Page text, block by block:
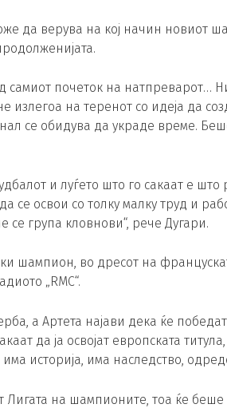
да верува на кој начин новиот
самиот почеток на натпреварот…
излегоа на теренот со идеја да
се обидува да украде време.
и луѓето што го сакаат е што
се освои со толку малку труд и
се група кловнови“, рече Дугари.
шампион, во дресот на
„RMC“.
а Артета најави дека ќе
да ја освојат европската
има историја, има наследство,
Лигата на шампионите, тоа ќе